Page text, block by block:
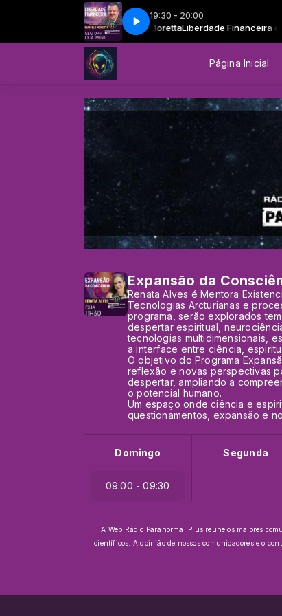
19:30 - 20:00
Financeira com Marcelo MorettaLiberdade Financeira
Liberdade Financeira - Marcelo MorettaEP 13 - Liberdade
do Invisível com Vivian FaveroConsciência do Invisível
Página Inicial
Expansão da
Renata Alves é Mentora
Tecnologias Arcturianas e
programa, serão explorados
despertar espiritual,
tecnologias multidimensionais,
a interface entre ciência,
O objetivo do Programa
reflexão e novas perspectivas
despertar, ampliando a
o potencial humano.
Um espaço onde ciência e
questionamentos, expansão e
Domingo
09:00 - 09:30
Segunda
A Web Rádio Paranormal.Plus reune os maiores
científicos. A opinião de nossos comunicadores e o